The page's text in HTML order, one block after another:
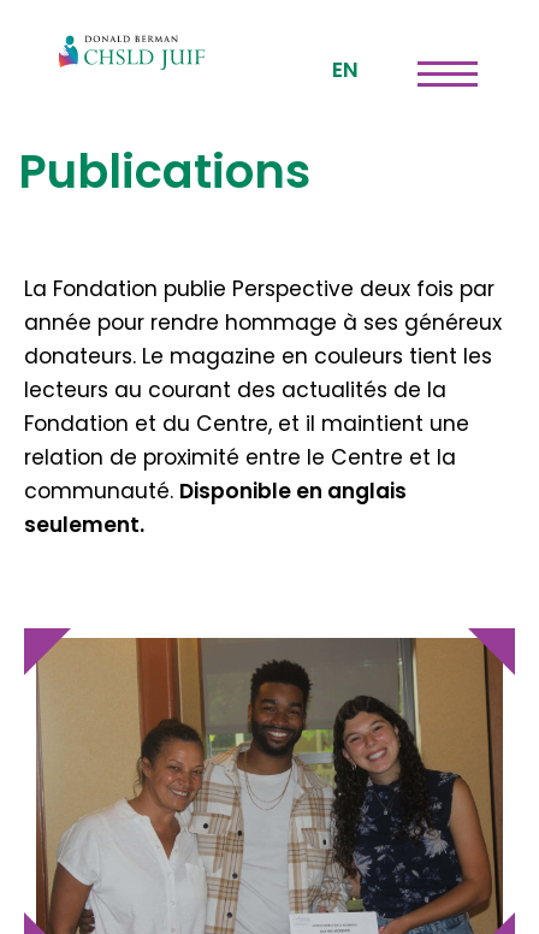
EN
Publications
La Fondation publie Perspective deux fois par
année pour rendre hommage à ses généreux
donateurs. Le magazine en couleurs tient les
lecteurs au courant des actualités de la
Fondation et du Centre, et il maintient une
relation de proximité entre le Centre et la
communauté. Disponible en anglais
seulement.